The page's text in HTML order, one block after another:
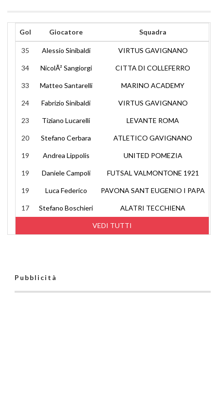
Gol Giocatore Squadra
VEDI TUTTI
35 Alessio Sinibaldi VIRTUS GAVIGNANO
34 NicolÃ² Sangiorgi CITTA DI COLLEFERRO
33 Matteo Santarelli MARINO ACADEMY
24 Fabrizio Sinibaldi VIRTUS GAVIGNANO
23 Tiziano Lucarelli LEVANTE ROMA
20 Stefano Cerbara ATLETICO GAVIGNANO
19 Andrea Lippolis UNITED POMEZIA
19 Daniele Campoli FUTSAL VALMONTONE 1921
19 Luca Federico PAVONA SANT EUGENIO I PAPA
17 Stefano Boschieri ALATRI TECCHIENA
Pubblicità